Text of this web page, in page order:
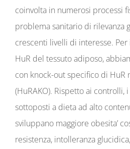
coinvolta in numerosi processi
problema sanitario di rilevanza
crescenti livelli di interesse.
HuR del tessuto adiposo,
con knock-out specifico di HuR
(HuRAKO). Rispetto ai controlli,
sottoposti a dieta ad alto
sviluppano maggiore obesita’
resistenza, intolleranza